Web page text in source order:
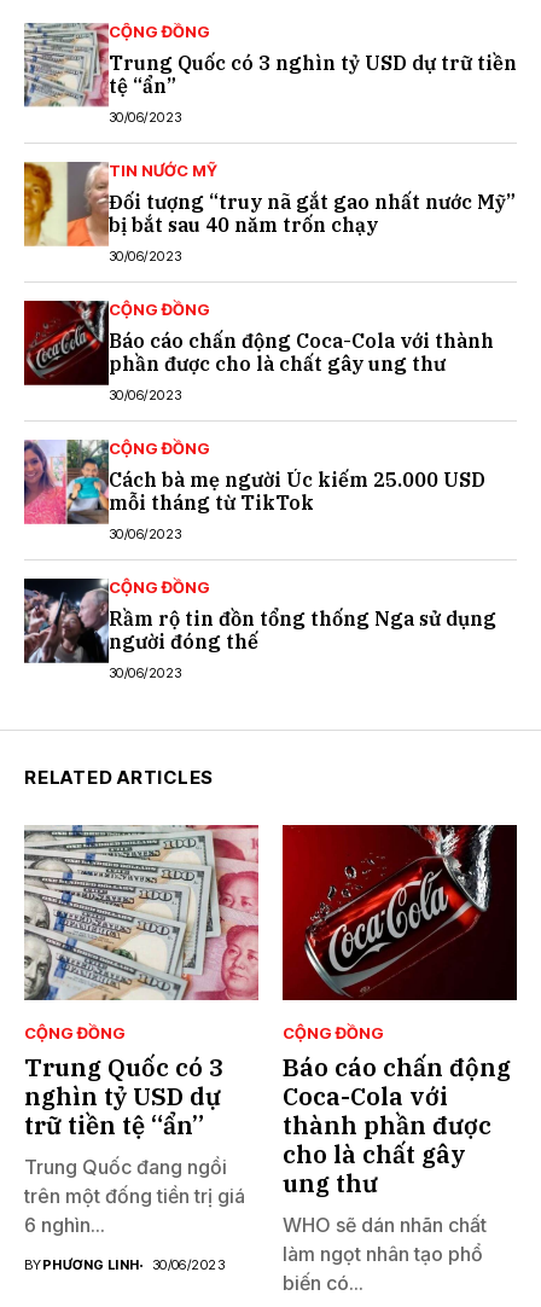
CỘNG ĐỒNG
Trung Quốc có 3 nghìn tỷ USD dự trữ tiền
tệ “ẩn”
30/06/2023
TIN NƯỚC MỸ
Đối tượng “truy nã gắt gao nhất nước Mỹ”
bị bắt sau 40 năm trốn chạy
30/06/2023
CỘNG ĐỒNG
Báo cáo chấn động Coca-Cola với thành
phần được cho là chất gây ung thư
30/06/2023
CỘNG ĐỒNG
Cách bà mẹ người Úc kiếm 25.000 USD
mỗi tháng từ TikTok
30/06/2023
CỘNG ĐỒNG
Rầm rộ tin đồn tổng thống Nga sử dụng
người đóng thế
30/06/2023
RELATED ARTICLES
CỘNG ĐỒNG
Trung Quốc có 3
nghìn tỷ USD dự
trữ tiền tệ “ẩn”
Trung Quốc đang ngồi
trên một đống tiền trị giá
6 nghìn...
BYPHƯƠNG LINH 30/06/2023
CỘNG ĐỒNG
Báo cáo chấn động
Coca-Cola với
thành phần được
cho là chất gây
ung thư
WHO sẽ dán nhãn chất
làm ngọt nhân tạo phổ
biến có...